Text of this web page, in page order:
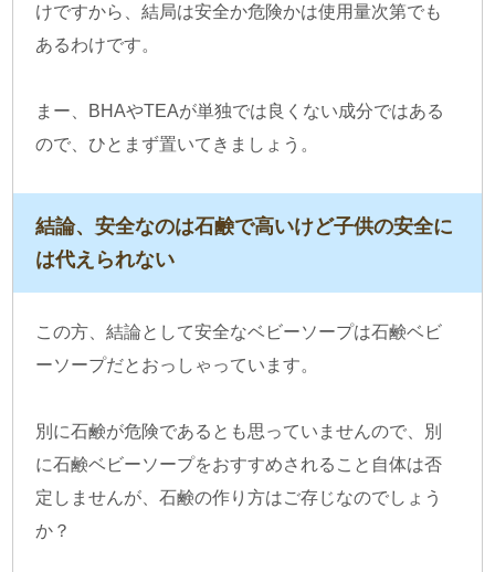
けですから、結局は安全か危険かは使用量次第でも
あるわけです。
まー、BHAやTEAが単独では良くない成分ではある
ので、ひとまず置いてきましょう。
結論、安全なのは石鹸で高いけど子供の安全に
は代えられない
この方、結論として安全なベビーソープは石鹸ベビ
ーソープだとおっしゃっています。
別に石鹸が危険であるとも思っていませんので、別
に石鹸ベビーソープをおすすめされること自体は否
定しませんが、石鹸の作り方はご存じなのでしょう
か？